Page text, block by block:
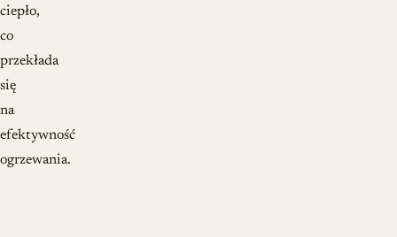
ciepło,
co
przekłada
się
na
efektywność
ogrzewania.